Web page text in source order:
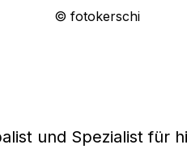
© fotokerschi
und Spezialist für